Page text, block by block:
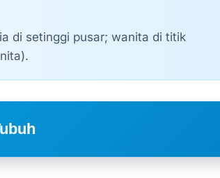
di setinggi pusar; wanita di titik